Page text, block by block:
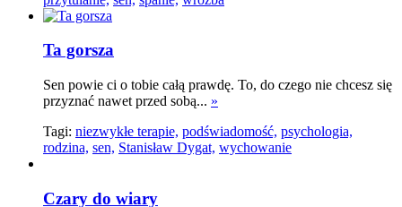
Ta gorsza
Sen powie ci o tobie całą prawdę. To, do czego nie chcesz się
przyznać nawet przed sobą... »
Tagi: niezwykłe terapie, podświadomość, psychologia,
rodzina, sen, Stanisław Dygat, wychowanie
Czary do wiary